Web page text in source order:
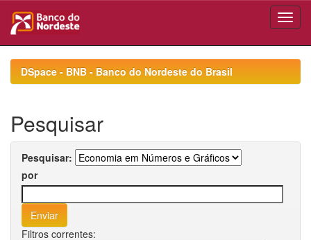
navigationDSpace - BNB - Banco do Nordeste do Brasil
Pesquisar
Pesquisar:
por
Filtros correntes: